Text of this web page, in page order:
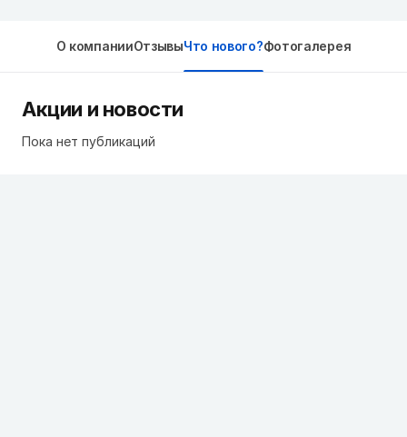
О компанииОтзывыЧто нового?Фотогалерея
Акции и новости
Пока нет публикаций